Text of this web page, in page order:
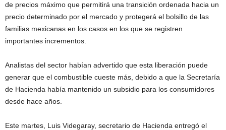
de precios máximo que permitirá una transición ordenada hacia un
precio determinado por el mercado y protegerá el bolsillo de las
familias mexicanas en los casos en los que se registren
importantes incrementos.
Analistas del sector habían advertido que esta liberación puede
generar que el combustible cueste más, debido a que la Secretaría
de Hacienda había mantenido un subsidio para los consumidores
desde hace años.
Este martes, Luis Videgaray, secretario de Hacienda entregó el